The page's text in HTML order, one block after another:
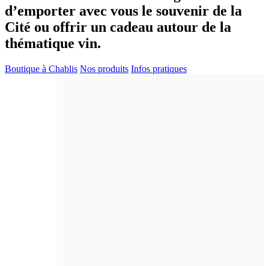
d’emporter avec vous le souvenir de la
Cité ou offrir un cadeau autour de la
thématique vin.
Boutique à Chablis Nos produits Infos pratiques